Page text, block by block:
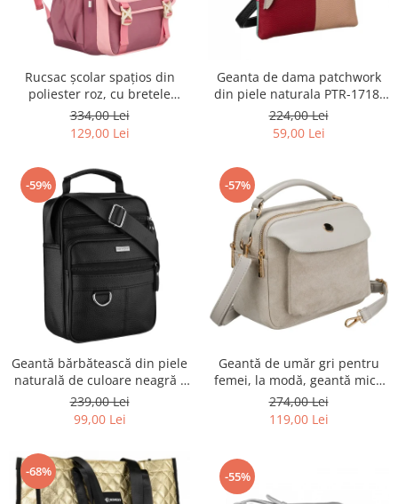
Rucsac școlar spațios din
poliester roz, cu bretele
reglabile - Peterson PTR-PTN
8610-1327 PINK
334,00 Lei
129,00 Lei
Geanta de dama patchwork
din piele naturala PTR-1718-
SKL-6922 MULTI
224,00 Lei
59,00 Lei
-59%
Geantă bărbătească din piele
naturală de culoare neagră -
Rovicky PTR-R-ST7-01-7571-
BLACK
239,00 Lei
99,00 Lei
-57%
Geantă de umăr gri pentru
femei, la modă, geantă mică
urbană cu fermoar, piele
ecologică - Peterson PTR-PTN
MX02-P-7700
274,00 Lei
119,00 Lei
-68% -55%